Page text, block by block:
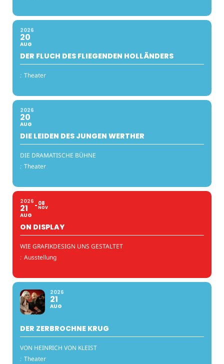
2026
20
AUG
DER FLUCH DES FLIEGENDEN HOLLÄNDERS
: Theater
2026
20
AUG
DIE LEIDEN DES JUNGEN WERTHER
DIE DRAMATISCHE BÜHNE
: Theater
2026
21
AUG
08
NOV
ON DISPLAY
WIE GRAFIKDESIGN UNS GESTALTET
: Ausstellung
2026
21
AUG
DER ZERBROCHNE KRUG
VON HEINRICH VON KLEIST
: Theater